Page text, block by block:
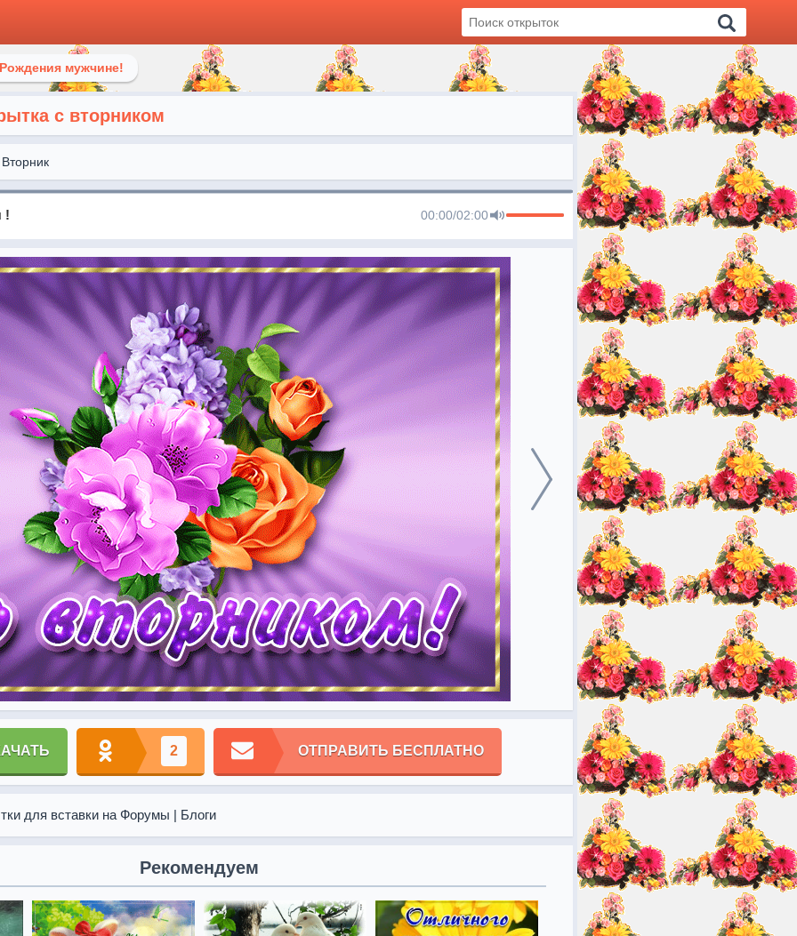
мужчине!
с вторником
Вторник
! 00:00/02:00
2 ОТПРАВИТЬ БЕСПЛАТНО
для вставки на Форумы | Блоги
Рекомендуем